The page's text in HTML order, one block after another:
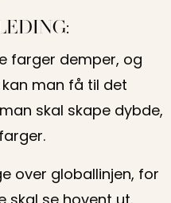
farger demper, og
man få til det
skal skape dybde,
over globallinjen, for